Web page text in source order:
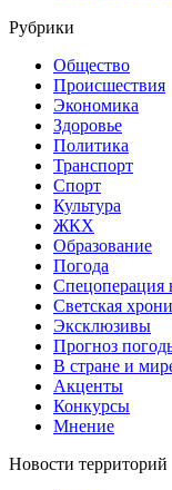
Рубрики
Общество
Происшествия
Экономика
Здоровье
Политика
Транспорт
Спорт
Культура
ЖКХ
Образование
Погода
Спецоперация
Светская
Эксклюзивы
Прогноз
В стране и
Акценты
Конкурсы
Мнение
Новости территорий